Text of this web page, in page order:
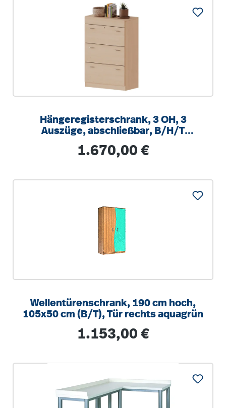
Hängeregisterschrank, 3 OH, 3
Auszüge, abschließbar, B/H/T
Regulärer Preis:
1.670,00 €
Wellentürenschrank, 190 cm hoch,
105x50 cm (B/T), Tür rechts aquagrün
Regulärer Preis:
1.153,00 €